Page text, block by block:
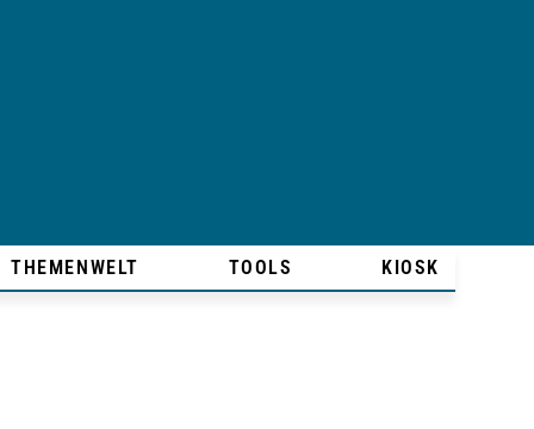
THEMENWELT TOOLS KIOSK